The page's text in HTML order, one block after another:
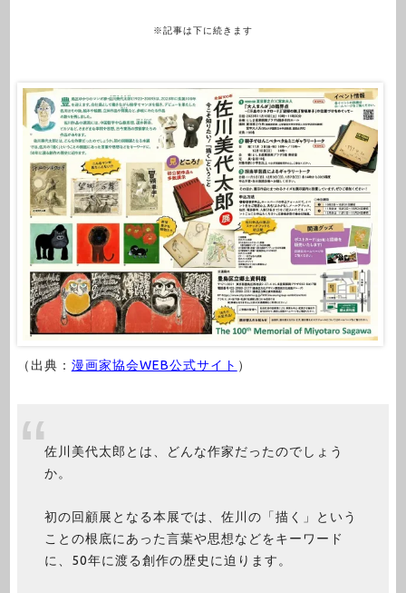
※記事は下に続きます
（出典： 漫画家協会WEB公式サイト ）
佐川美代太郎とは、どんな作家だったのでしょう
か。
初の回顧展となる本展では、佐川の「描く」という
ことの根底にあった言葉や思想などをキーワード
に、50年に渡る創作の歴史に迫ります。